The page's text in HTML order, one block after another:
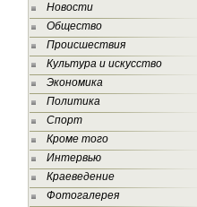
Новости
Общество
Происшествия
Культура и искусство
Экономика
Политика
Спорт
Кроме того
Интервью
Краеведение
Фотогалерея